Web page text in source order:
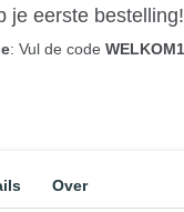
ICE blauw en
ontwerpen.
print het met
Gembird 3D
soorten 3D
180 en 220
een relatief
dampen of
je eerste bestelling!
: Vul de code
Over